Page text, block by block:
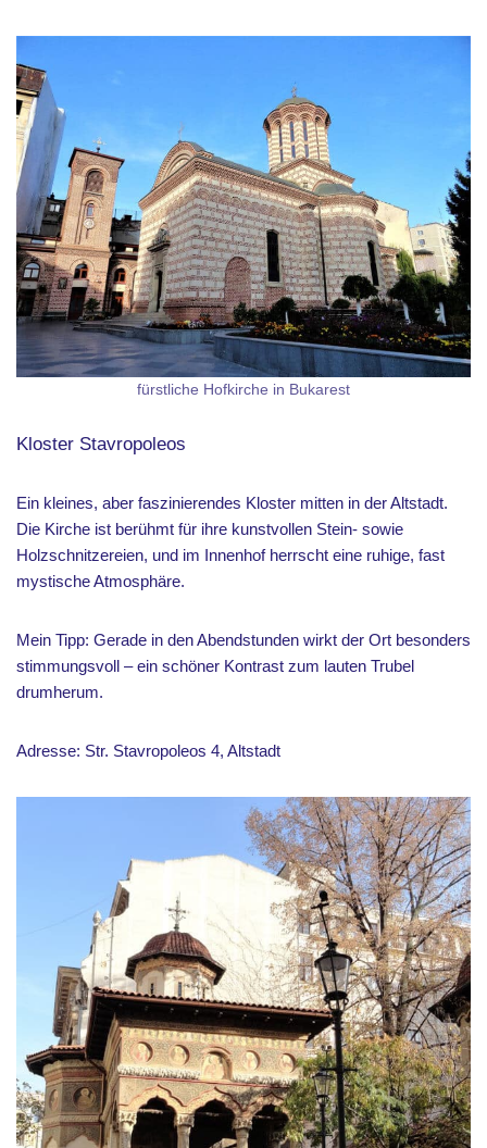
fürstliche Hofkirche in Bukarest
Kloster Stavropoleos
Ein kleines, aber faszinierendes Kloster mitten in der Altstadt.
Die Kirche ist berühmt für ihre kunstvollen Stein- sowie
Holzschnitzereien, und im Innenhof herrscht eine ruhige, fast
mystische Atmosphäre.
Mein Tipp: Gerade in den Abendstunden wirkt der Ort besonders
stimmungsvoll – ein schöner Kontrast zum lauten Trubel
drumherum.
Adresse: Str. Stavropoleos 4, Altstadt